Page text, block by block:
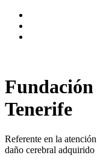
página
Tenerife
Referente en la
daño cerebral adquirido